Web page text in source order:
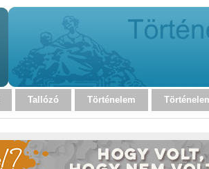
Tallózó Történelem